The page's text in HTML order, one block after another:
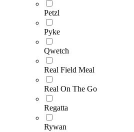
Petzl
Pyke
Qwetch
Real Field Meal
Real On The Go
Regatta
Rywan